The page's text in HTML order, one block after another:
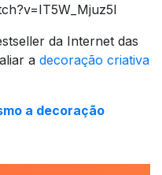
da Internet das
a decoração criativa
a decoração